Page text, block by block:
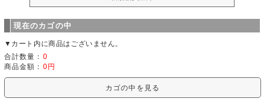
現在のカゴの中
▼カート内に商品はございません。
合計数量： 0
商品金額： 0円
カゴの中を見る